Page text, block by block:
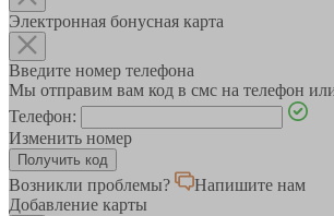
Электронная бонусная карта
Введите номер телефона
Мы отправим вам код в смс на телефон
Телефон:
Изменить номер
Возникли проблемы?
Напишите нам
Добавление карты